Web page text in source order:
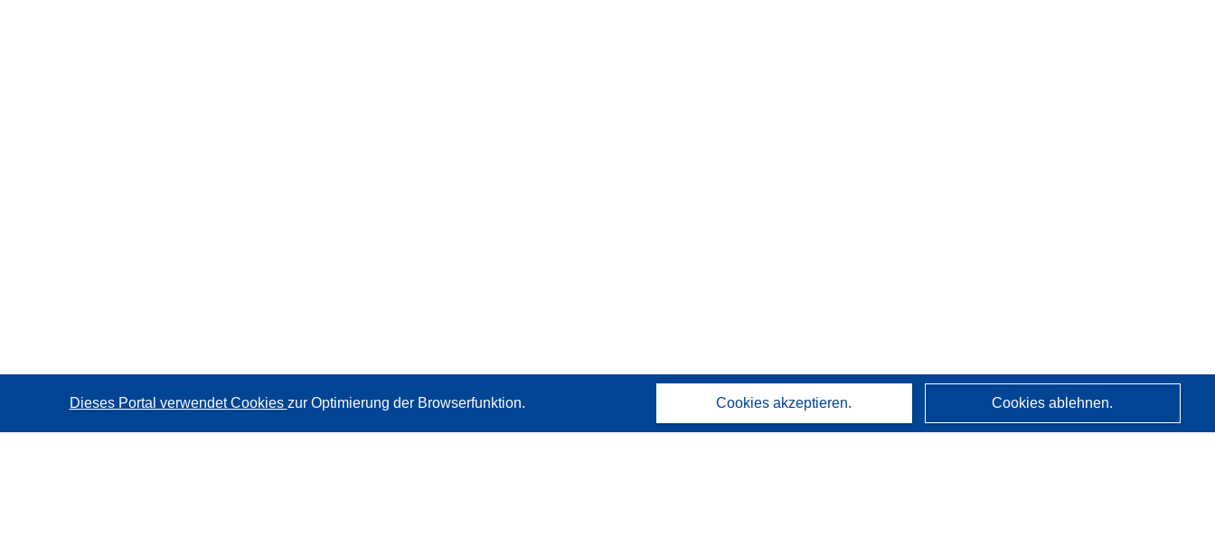
Dieses Portal verwendet Cookies zur Optimierung der Browserfunktion. Cookies akzeptieren. Cookies ablehnen.